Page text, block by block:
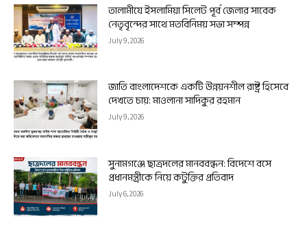
তালামীযে ইসলামিয়া সিলেট পূর্ব জেলার সাবেক
নেতৃবৃন্দের সাথে মতবিনিময় সভা সম্পন্ন
July 9, 2026
জাতি বাংলাদেশকে একটি উন্নয়নশীল রাষ্ট্র হিসেবে
দেখতে চায়: মাওলানা সাদিকুর রহমান
July 9, 2026
সুনামগঞ্জে ছাত্রদলের মানববন্ধন: বিদেশে বসে
প্রধানমন্ত্রীকে নিয়ে কটুক্তির প্রতিবাদ
July 6, 2026